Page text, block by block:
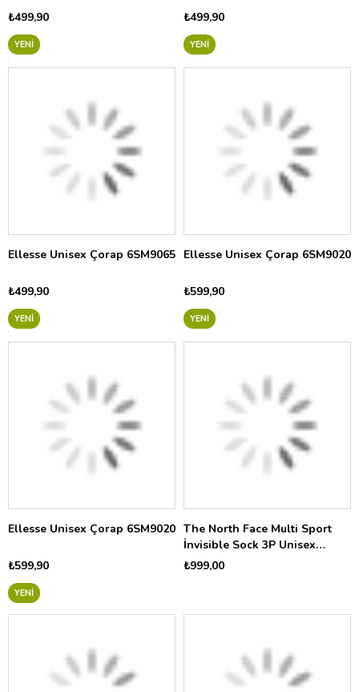
₺499,90
YENI
₺499,90
YENI
Ellesse Unisex Çorap 6SM9065
₺499,90
YENI
Ellesse Unisex Çorap 6SM9020
₺599,90
YENI
Ellesse Unisex Çorap 6SM9020
₺599,90
YENI
The North Face Multi Sport
İnvisible Sock 3P Unisex
Çorap NF0A8BRAFN41
₺999,00